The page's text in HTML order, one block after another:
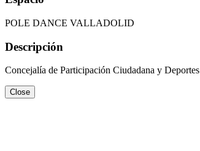
POLE DANCE VALLADOLID
Descripción
Concejalía de Participación Ciudadana y Deportes
Close